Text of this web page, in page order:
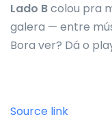
Lado Bcolou pra
galera — entre
Bora ver? Dá o
Source link